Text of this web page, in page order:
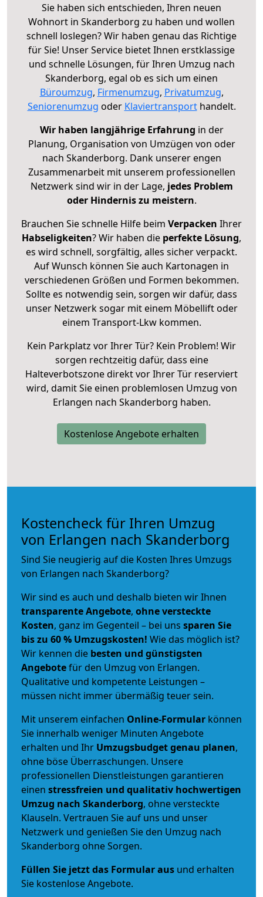
Sie haben sich entschieden, Ihren neuen
Wohnort in Skanderborg zu haben und wollen
schnell loslegen? Wir haben genau das Richtige
für Sie! Unser Service bietet Ihnen erstklassige
und schnelle Lösungen, für Ihren Umzug nach
Skanderborg, egal ob es sich um einen
Büroumzug, Firmenumzug, Privatumzug,
Seniorenumzug oder Klaviertransporthandelt.
Wir haben langjährige Erfahrung in der
Planung, Organisation von Umzügen von oder
nach Skanderborg. Dank unserer engen
Zusammenarbeit mit unserem professionellen
Netzwerk sind wir in der Lage, jedes Problem
oder Hindernis zu meistern.
Brauchen Sie schnelle Hilfe beim Verpacken Ihrer
Habseligkeiten? Wir haben die perfekte Lösung,
es wird schnell, sorgfältig, alles sicher verpackt.
Auf Wunsch können Sie auch Kartonagen in
verschiedenen Größen und Formen bekommen.
Sollte es notwendig sein, sorgen wir dafür, dass
unser Netzwerk sogar mit einem Möbellift oder
einem Transport-Lkw kommen.
Kein Parkplatz vor Ihrer Tür? Kein Problem! Wir
sorgen rechtzeitig dafür, dass eine
Halteverbotszone direkt vor Ihrer Tür reserviert
wird, damit Sie einen problemlosen Umzug von
Erlangen nach Skanderborg haben.
Kostenlose Angebote erhalten
Kostencheck für Ihren Umzug
von Erlangen nach Skanderborg
Sind Sie neugierig auf die Kosten Ihres Umzugs
von Erlangen nach Skanderborg?
Wir sind es auch und deshalb bieten wir Ihnen
transparente Angebote, ohne versteckte
Kosten, ganz im Gegenteil – bei uns sparen Sie
bis zu 60 % Umzugskosten! Wie das möglich ist?
Wir kennen die besten und günstigsten
Angebotefür den Umzug von Erlangen.
Qualitative und kompetente Leistungen –
müssen nicht immer übermäßig teuer sein.
Mit unserem einfachen Online-Formular können
Sie innerhalb weniger Minuten Angebote
erhalten und Ihr Umzugsbudgetgenau planen,
ohne böse Überraschungen. Unsere
professionellen Dienstleistungen garantieren
einen stressfreien und qualitativ hochwertigen
Umzug nach Skanderborg, ohne versteckte
Klauseln. Vertrauen Sie auf uns und unser
Netzwerk und genießen Sie den Umzug nach
Skanderborg ohne Sorgen.
Füllen Sie jetzt das Formular aus und erhalten
Sie kostenlose Angebote.